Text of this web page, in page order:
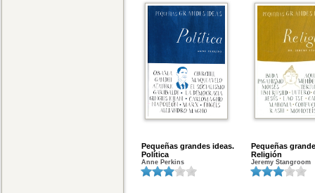
Pequeñas grandes ideas.
Política
Anne Perkins
Pequeñas
Religión
Jeremy Stangroom